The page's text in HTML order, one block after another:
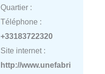
Quartier :
Téléphone :
+33183722320
Site internet :
http://www.unefabri